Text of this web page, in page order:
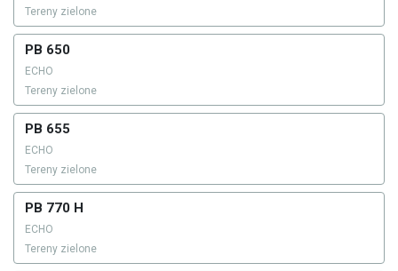
Tereny zielone
PB 650
ECHO
Tereny zielone
PB 655
ECHO
Tereny zielone
PB 770 H
ECHO
Tereny zielone